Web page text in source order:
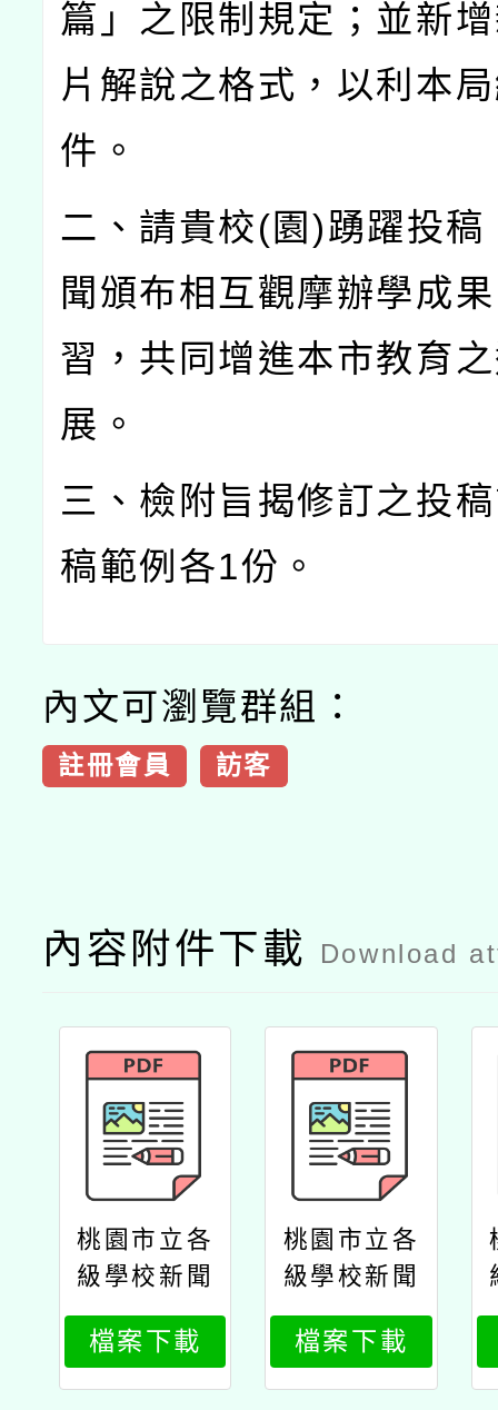
篇」之限制規定；並新
片解說之格式，以利本
件。
二、請貴校(園 )踴躍投稿
聞頒布相互觀摩辦學成
習，共同增進本市教育
展。
三、檢附旨揭修訂之投
稿範例各1份。
內文可瀏覽群組：
註冊會員 訪客
內容附件下載 Download
桃園市立各
級學校新聞
投稿計畫
檔案下載
桃園市立各
級學校新聞
投稿計畫公
文
檔案下載